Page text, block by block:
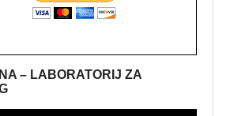
– LABORATORIJ ZA